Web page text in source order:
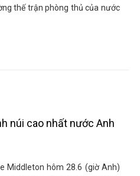
thế trận phòng thủ của nước
núi cao nhất nước Anh
Middleton hôm 28.6 (giờ Anh)